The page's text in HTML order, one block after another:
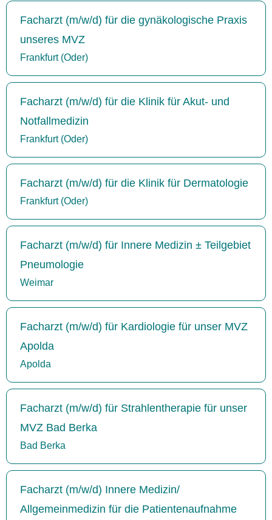
Facharzt (m/w/d) für die gynäkologische Praxis
unseres MVZ
Frankfurt (Oder)
Facharzt (m/w/d) für die Klinik für Akut- und
Notfallmedizin
Frankfurt (Oder)
Facharzt (m/w/d) für die Klinik für Dermatologie
Frankfurt (Oder)
Facharzt (m/w/d) für Innere Medizin ± Teilgebiet
Pneumologie
Weimar
Facharzt (m/w/d) für Kardiologie für unser MVZ
Apolda
Apolda
Facharzt (m/w/d) für Strahlentherapie für unser
MVZ Bad Berka
Bad Berka
Facharzt (m/w/d) Innere Medizin/
Allgemeinmedizin für die Patientenaufnahme